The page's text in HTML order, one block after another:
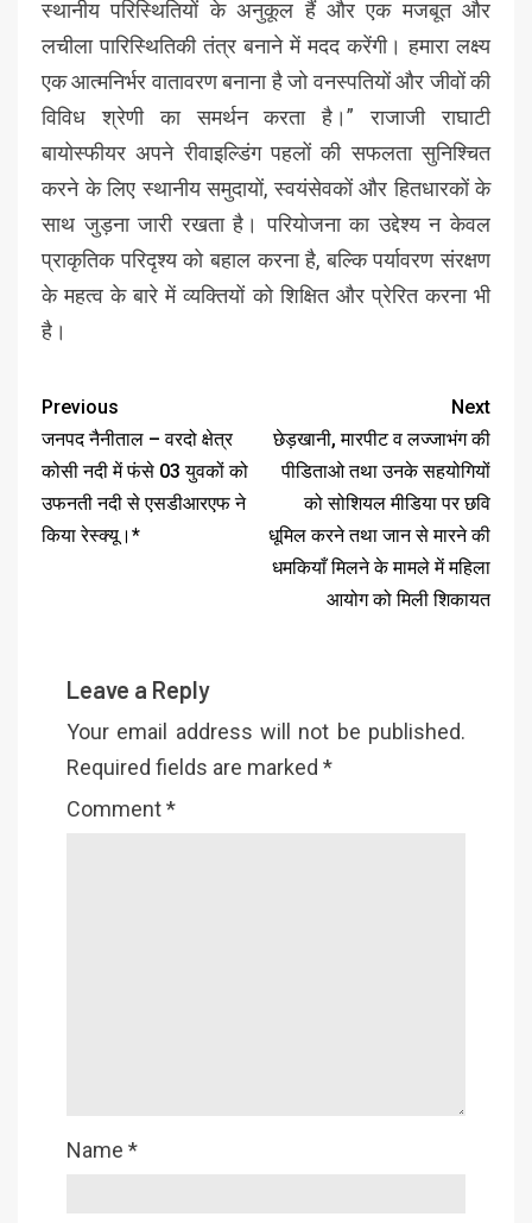
स्थानीय परिस्थितियों के अनुकूल हैं और एक मजबूत और
लचीला पारिस्थितिकी तंत्र बनाने में मदद करेंगी। हमारा लक्ष्य
एक आत्मनिर्भर वातावरण बनाना है जो वनस्पतियों और जीवों की
विविध श्रेणी का समर्थन करता है।” राजाजी राघाटी
बायोस्फीयर अपने रीवाइल्डिंग पहलों की सफलता सुनिश्चित
करने के लिए स्थानीय समुदायों, स्वयंसेवकों और हितधारकों के
साथ जुड़ना जारी रखता है। परियोजना का उद्देश्य न केवल
प्राकृतिक परिदृश्य को बहाल करना है, बल्कि पर्यावरण संरक्षण
के महत्व के बारे में व्यक्तियों को शिक्षित और प्रेरित करना भी
है।
Previous
जनपद नैनीताल – वरदो क्षेत्र
कोसी नदी में फंसे 03 युवकों को
उफनती नदी से एसडीआरएफ ने
किया रेस्क्यू।*
Next
छेड़खानी, मारपीट व लज्जाभंग की
पीडिताओ तथा उनके सहयोगियों
को सोशियल मीडिया पर छवि
धूमिल करने तथा जान से मारने की
धमकियाँ मिलने के मामले में महिला
आयोग को मिली शिकायत
Leave a Reply
Your email address will not be published.
Required fields are marked *
Comment*
Name *